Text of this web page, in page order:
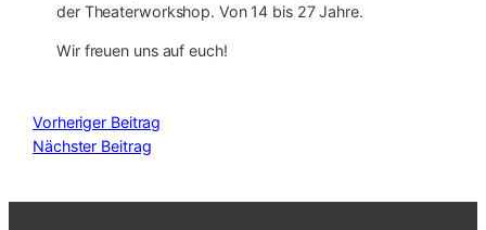
der Theaterworkshop. Von 14 bis 27 Jahre.
Wir freuen uns auf euch!
Vorheriger Beitrag
Nächster Beitrag